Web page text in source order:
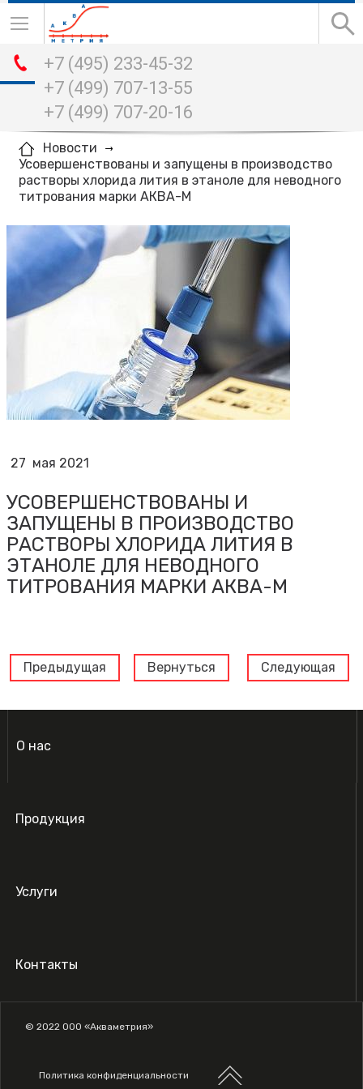
+7 (495) 233-45-32
+7 (499) 707-13-55
+7 (499) 707-20-16
Новости
Усовершенствованы и запущены в производство
растворы хлорида лития в этаноле для неводного
титрования марки АКВА-М
27 мая 2021
УСОВЕРШЕНСТВОВАНЫ И
ЗАПУЩЕНЫ В ПРОИЗВОДСТВО
РАСТВОРЫ ХЛОРИДА ЛИТИЯ В
ЭТАНОЛЕ ДЛЯ НЕВОДНОГО
ТИТРОВАНИЯ МАРКИ АКВА-М
Предыдущая Вернуться Следующая
О нас
Продукция
Услуги
Контакты
© 2022 ООО «Акваметрия»
Политика конфиденциальности